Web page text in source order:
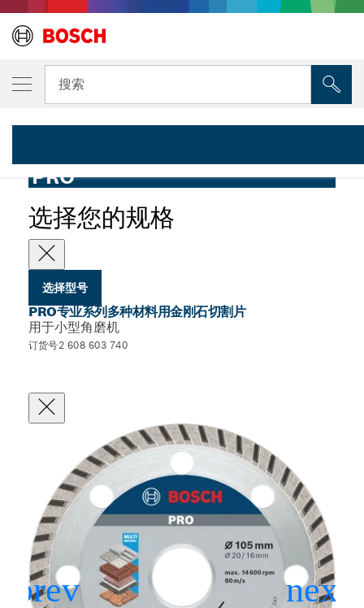
搜索
...
用于小型角磨机的PRO专业系列多种材料用快速型金刚石切割片，
PRO
选择您的规格
选择型号
PRO专业系列多种材料用金刚石切割片
用于小型角磨机
订货号2 608 603 740
您选择的型号
PRO专业系列多种材料用金刚石切割片，105 x
2 608 603 740